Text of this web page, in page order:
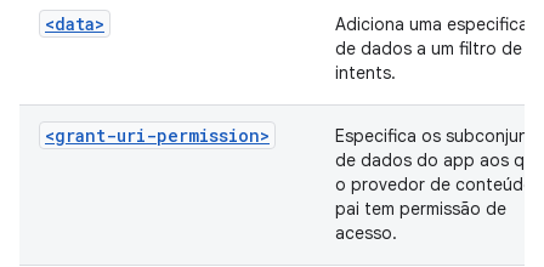
<data>
Adiciona uma
de dados a um filtro de
intents.
<grant-uri-permission>
Especifica os
de dados do app aos
o provedor de conteúdo
pai tem permissão de
acesso.